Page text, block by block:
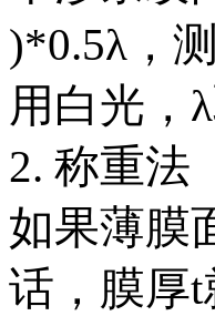
)*0.5λ，
用白光，λ
2. 称重法
如果薄膜
话，膜厚